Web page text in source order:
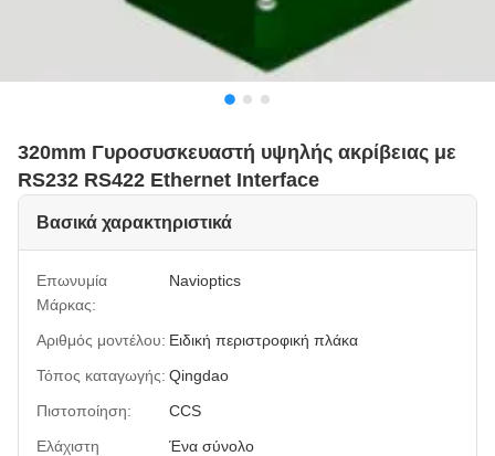
320mm Γυροσυσκευαστή υψηλής ακρίβειας με
RS232 RS422 Ethernet Interface
Βασικά χαρακτηριστικά
Επωνυμία
Μάρκας:
Navioptics
Αριθμός μοντέλου: Ειδική περιστροφική πλάκα
Τόπος καταγωγής: Qingdao
Πιστοποίηση:
CCS
Ελάχιστη
Ένα σύνολο